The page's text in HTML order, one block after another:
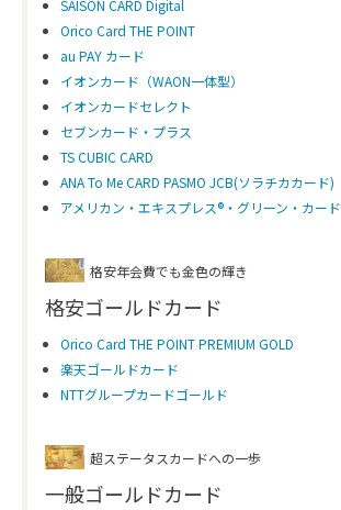
SAISON CARD Digital
Orico Card THE POINT
au PAY カード
イオンカード（WAON一体型）
イオンカードセレクト
セブンカード・プラス
TS CUBIC CARD
ANA To Me CARD PASMO JCB(ソラチカカード)
アメリカン・エキスプレス®・グリーン・カード
格安年会費でも金色の輝き
格安ゴールドカード
Orico Card THE POINT PREMIUM GOLD
楽天ゴールドカード
NTTグループカードゴールド
超ステータスカードへの一歩
一般ゴールドカード